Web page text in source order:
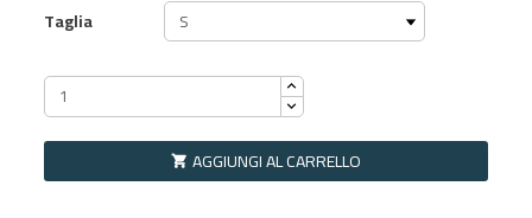
Taglia
 AGGIUNGI AL CARRELLO